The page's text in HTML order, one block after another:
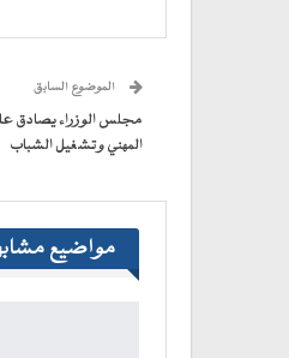
الموضوع السابق
مجلس الوزراء يصادق
المهني وتشغيل الشباب
مواضيع